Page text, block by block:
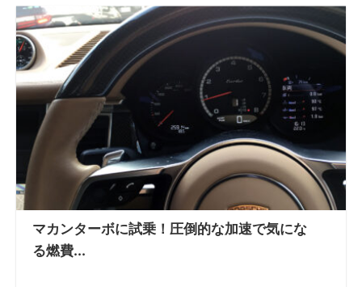
マカンターボに試乗！圧倒的な加速で気にな
る燃費...